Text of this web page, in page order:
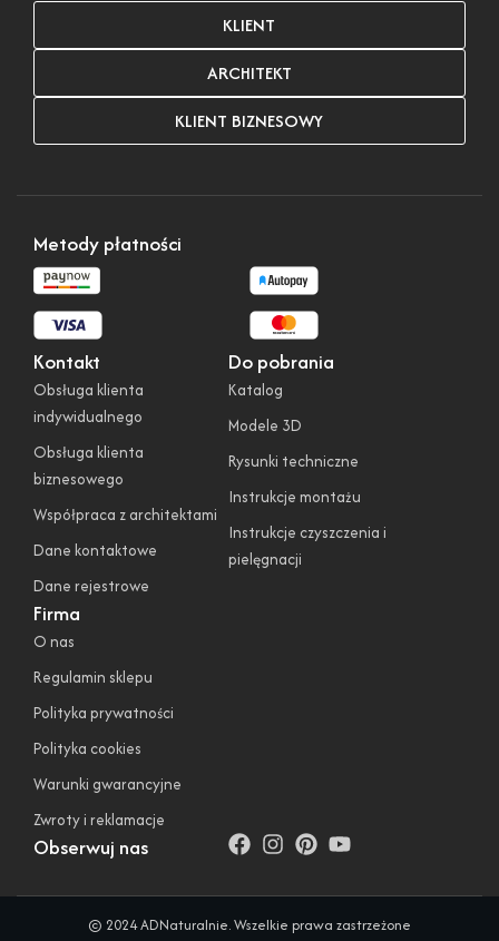
KLIENT
ARCHITEKT
KLIENT BIZNESOWY
Firma
O nas
Regulamin sklepu
Polityka prywatności
Polityka cookies
Warunki gwarancyjne
Zwroty i reklamacje
Kontakt
Obsługa klienta
indywidualnego
Obsługa klienta
biznesowego
Współpraca z architektami
Dane kontaktowe
Dane rejestrowe
Do pobrania
Katalog
Modele 3D
Rysunki techniczne
Instrukcje montażu
Instrukcje czyszczenia i
pielęgnacji
Metody płatności
Obserwuj nas
© 2024 ADNaturalnie. Wszelkie prawa zastrzeżone